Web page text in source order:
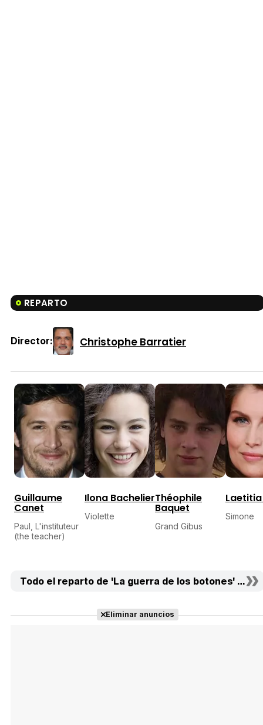
REPARTO
Director: Christophe Barratier
Guillaume
Canet
Paul, L'instituteur
(the teacher)
Ilona Bachelier
Violette
Théophile
Baquet
Grand Gibus
Simone
Todo el reparto de 'La guerra de los botones' (11)
Eliminar anuncios